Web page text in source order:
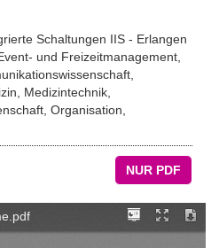
Schaltungen IIS - Erlangen
und Freizeitmanagement,
Medizintechnik,
Organisation,
NUR PDF